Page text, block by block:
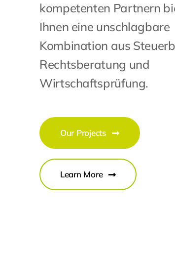
kompetenten Partnern
Ihnen eine unschlagbare
Kombination aus
Rechtsberatung und
Wirtschaftsprüfung.
Our Projects
Learn More